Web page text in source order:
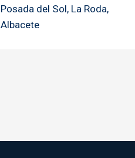
Posada del Sol, La Roda,
Albacete